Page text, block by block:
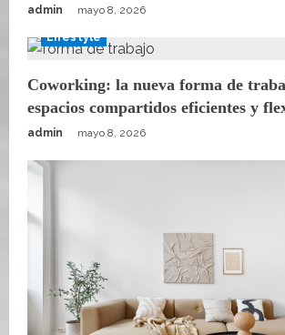
admin mayo 8, 2026
Lifestyle
Coworking: la nueva forma de
espacios compartidos eficientes y
admin mayo 8, 2026